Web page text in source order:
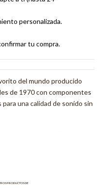
personalizada.
tu compra.
del mundo producido
de 1970 con componentes
una calidad de sonido sin
discográfica. El
PRODUCTOS DE